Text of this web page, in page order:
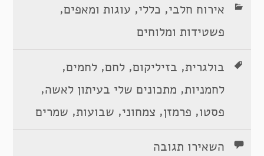
אירוח חלבי, כללי, עוגות ומאפים,
פשטידות ומלוחים
בולגרית, בזיליקום,לחם,לחמים,
לחמניות, מתכונים שלי בעיתון לאשה,
פסטו, פרמזן, צמחוני, שבועות, שמרים
השאירו תגובה